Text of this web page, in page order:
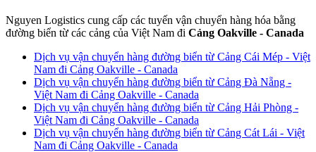
Nguyen Logistics cung cấp các tuyến vận chuyển hàng hóa bằng
đường biển từ các cảng của Việt Nam đi Cảng Oakville - Canada
Dịch vụ vận chuyển hàng đường biển từ Cảng Cái Mép - Việt
Nam đi Cảng Oakville - Canada
Dịch vụ vận chuyển hàng đường biển từ Cảng Đà Nẵng -
Việt Nam đi Cảng Oakville - Canada
Dịch vụ vận chuyển hàng đường biển từ Cảng Hải Phòng -
Việt Nam đi Cảng Oakville - Canada
Dịch vụ vận chuyển hàng đường biển từ Cảng Cát Lái - Việt
Nam đi Cảng Oakville - Canada